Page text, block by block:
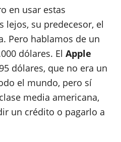
en usar estas
lejos, su predecesor, el
Pero hablamos de un
dólares. El Apple
dólares, que no era un
el mundo, pero sí
media americana,
un crédito o pagarlo a